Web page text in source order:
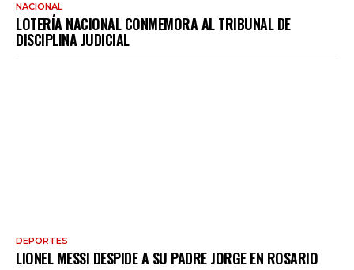
NACIONAL
LOTERÍA NACIONAL CONMEMORA AL TRIBUNAL DE
DISCIPLINA JUDICIAL
DEPORTES
LIONEL MESSI DESPIDE A SU PADRE JORGE EN ROSARIO